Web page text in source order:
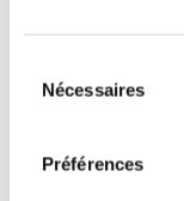
Nécessaires
Préférences